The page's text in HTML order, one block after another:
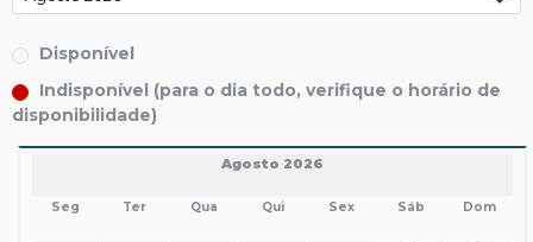
Disponível
Indisponível (para o dia todo, verifique o horário de
disponibilidade)
Agosto 2026
Seg Ter Qua Qui Sex Sáb Dom